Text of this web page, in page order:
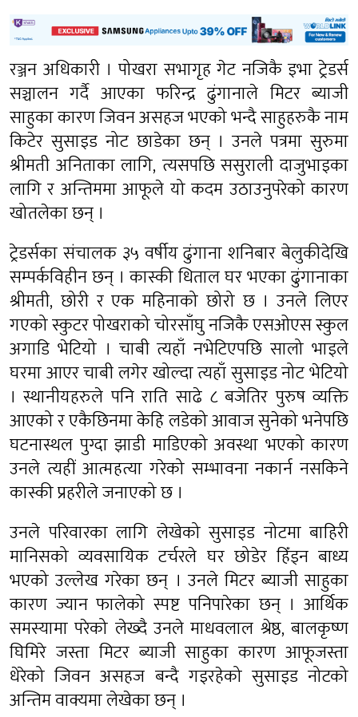
रञ्जन अधिकारी । पोखरा सभागृह गेट नजिकै इभा ट्रेडर्स
सञ्चालन गर्दै आएका फरिन्द्र ढुंगानाले मिटर ब्याजी
साहुका कारण जिवन असहज भएको भन्दै साहुहरुकै नाम
किटेर सुसाइड नोट छाडेका छन् । उनले पत्रमा सुरुमा
श्रीमती अनिताका लागि, त्यसपछि ससुराली दाजुभाइका
लागि र अन्तिममा आफूले यो कदम उठाउनुपरेको कारण
खोतलेका छन् ।
ट्रेडर्सका संचालक ३५ वर्षीय ढुंगाना शनिबार बेलुकीदेखि
सम्पर्कविहीन छन् । कास्की धिताल घर भएका ढुंगानाका
श्रीमती, छोरी र एक महिनाको छोरो छ । उनले लिएर
गएको स्कुटर पोखराको चोरसाँघु नजिकै एसओएस स्कुल
अगाडि भेटियो । चाबी त्यहाँ नभेटिएपछि सालो भाइले
घरमा आएर चाबी लगेर खोल्दा त्यहाँ सुसाइड नोट भेटियो
। स्थानीयहरुले पनि राति साढे ८ बजेतिर पुरुष व्यक्ति
आएको र एकैछिनमा केहि लडेको आवाज सुनेको भनेपछि
घटनास्थल पुग्दा झाडी माडिएको अवस्था भएको कारण
उनले त्यहीं आत्महत्या गरेको सम्भावना नकार्न नसकिने
कास्की प्रहरीले जनाएको छ ।
उनले परिवारका लागि लेखेको सुसाइड नोटमा बाहिरी
मानिसको व्यवसायिक टर्चरले घर छोडेर हिँड्न बाध्य
भएको उल्लेख गरेका छन् । उनले मिटर ब्याजी साहुका
कारण ज्यान फालेको स्पष्ट पनिपारेका छन् । आर्थिक
समस्यामा परेको लेख्दै उनले माधवलाल श्रेष्ठ, बालकृष्ण
घिमिरे जस्ता मिटर ब्याजी साहुका कारण आफूजस्ता
धेरेको जिवन असहज बन्दै गइरहेको सुसाइड नोटको
अन्तिम वाक्यमा लेखेका छन् ।